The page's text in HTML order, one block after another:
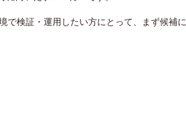
で検証・運用したい方にとって、まず候補に